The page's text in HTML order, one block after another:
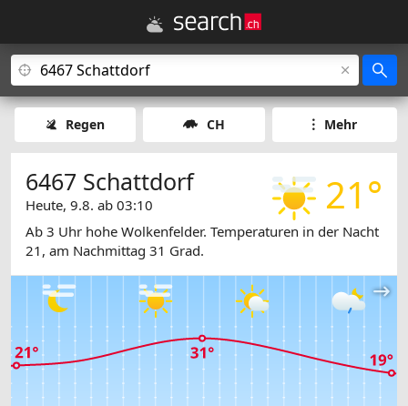
Regen CH Mehr
21°
6467 Schattdorf
Heute, 9.8. ab 03:10
Ab 3 Uhr hohe Wolkenfelder. Temperaturen in der Nacht
21, am Nachmittag 31 Grad.